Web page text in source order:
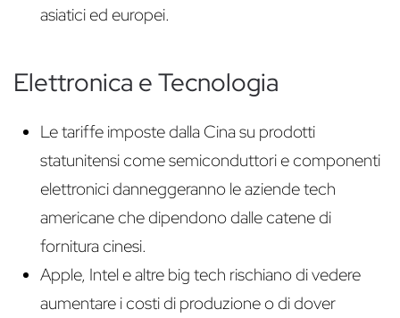
asiatici ed europei.
Elettronica e Tecnologia
Le tariffe imposte dalla Cina su prodotti
statunitensi come semiconduttori e componenti
elettronici danneggeranno le aziende tech
americane che dipendono dalle catene di
fornitura cinesi.
Apple, Intel e altre big tech rischiano di vedere
aumentare i costi di produzione o di dover